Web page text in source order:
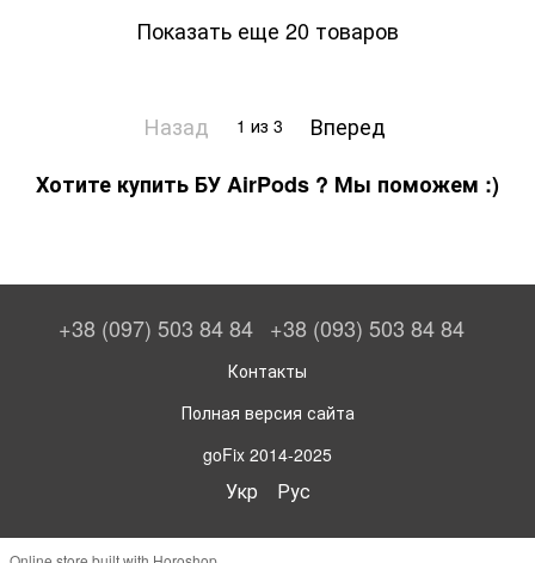
Показать еще 20 товаров
Назад 1 из 3
Вперед
Хотите купить БУ AirPods ? Мы поможем :)
+38 (097) 503 84 84 +38 (093) 503 84 84
Контакты
Полная версия сайта
goFix 2014-2025
Укр Рус